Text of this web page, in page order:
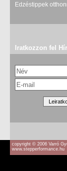
Edzéstippek
Iratkozzon fel
copyright © 2006 Varró
www.stepperformance.hu